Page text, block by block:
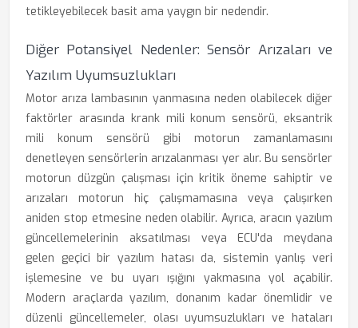
tetikleyebilecek basit ama yaygın bir nedendir.
Diğer Potansiyel Nedenler: Sensör Arızaları ve
Yazılım Uyumsuzlukları
Motor arıza lambasının yanmasına neden olabilecek diğer
faktörler arasında krank mili konum sensörü, eksantrik
mili konum sensörü gibi motorun zamanlamasını
denetleyen sensörlerin arızalanması yer alır. Bu sensörler
motorun düzgün çalışması için kritik öneme sahiptir ve
arızaları motorun hiç çalışmamasına veya çalışırken
aniden stop etmesine neden olabilir. Ayrıca, aracın yazılım
güncellemelerinin aksatılması veya ECU'da meydana
gelen geçici bir yazılım hatası da, sistemin yanlış veri
işlemesine ve bu uyarı ışığını yakmasına yol açabilir.
Modern araçlarda yazılım, donanım kadar önemlidir ve
düzenli güncellemeler, olası uyumsuzlukları ve hataları